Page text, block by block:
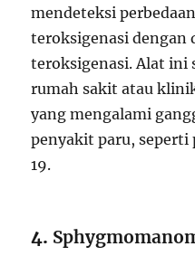
mendeteksi
teroksigenasi dengan
teroksigenasi. Alat ini
rumah sakit atau
yang mengalami
penyakit paru, seperti
19.
4.